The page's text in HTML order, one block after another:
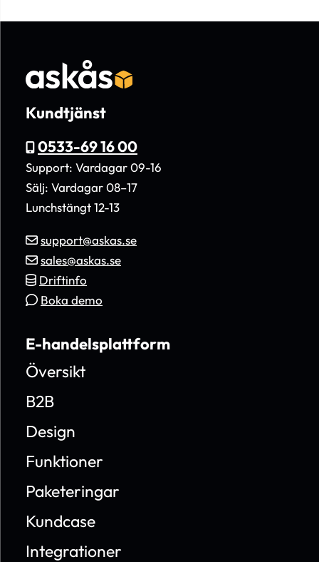
Kundtjänst
0533-69 16 00
Support: Vardagar 09-16
Sälj: Vardagar 08–17
Lunchstängt 12-13
support@askas.se
sales@askas.se
Driftinfo
Boka demo
E-handelsplattform
Översikt
B2B
Design
Funktioner
Paketeringar
Kundcase
Integrationer